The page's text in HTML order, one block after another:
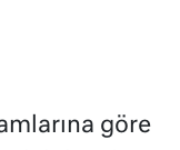
göre